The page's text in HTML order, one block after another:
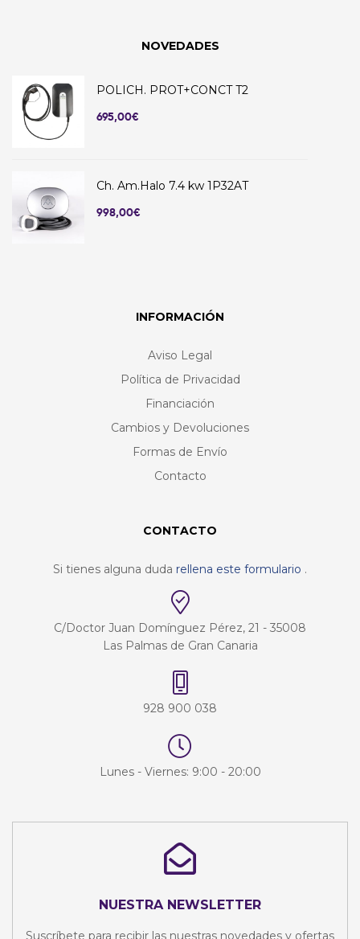
NOVEDADES
POLICH. PROT+CONCT T2
695,00€
Ch. Am.Halo 7.4 kw 1P32AT
998,00€
INFORMACIÓN
Aviso Legal
Política de Privacidad
Financiación
Cambios y Devoluciones
Formas de Envío
Contacto
CONTACTO
Si tienes alguna duda rellena este formulario .
C/Doctor Juan Domínguez Pérez, 21 - 35008
Las Palmas de Gran Canaria
928 900 038
Lunes - Viernes: 9:00 - 20:00
NUESTRA NEWSLETTER
Suscríbete para recibir las nuestras novedades y ofertas